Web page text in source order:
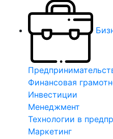
Финансовая
Инвестиции
Менеджмент
Технологии в
Маркетинг